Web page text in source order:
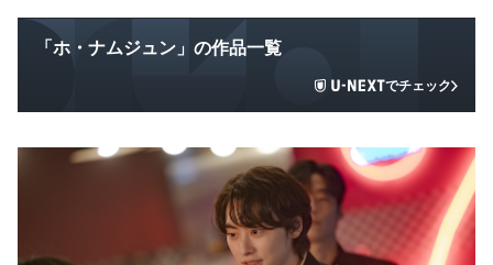
「ホ・ナムジュン」の作品一覧
でチェック